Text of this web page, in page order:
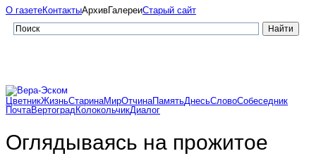
О газетеКонтактыАрхивГалереиСтарый сайт
ЦветникЖизньСтаринаМирОтчинаПамятьДнесьСловоСобеседник
ПочтаВертоградКолокольчикДиалог
Оглядываясь на прожитое